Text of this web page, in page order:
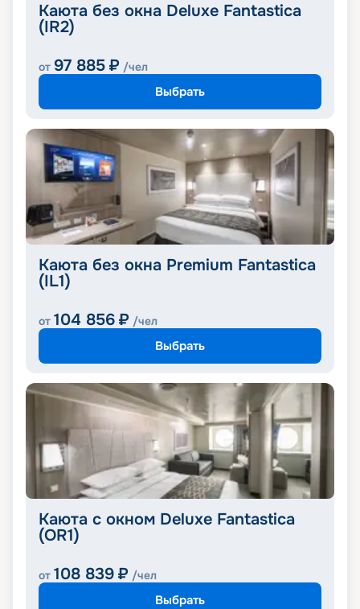
Каюта без окна Deluxe Fantastica
(IR2)
от 97 885 ₽ /чел
Выбрать
Каюта без окна Premium Fantastica
(IL1)
от 104 856 ₽ /чел
Выбрать
Каюта с окном Deluxe Fantastica
(OR1)
от 108 839 ₽ /чел
Выбрать